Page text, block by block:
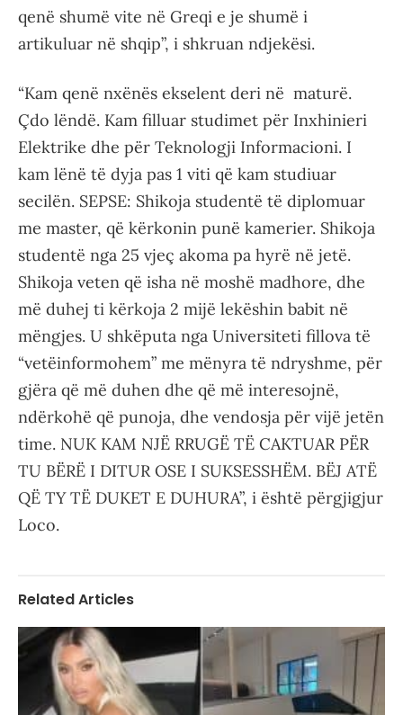
qenë shumë vite në Greqi e je shumë i
artikuluar në shqip”, i shkruan ndjekësi.
“Kam qenë nxënës ekselent deri në maturë.
Çdo lëndë. Kam filluar studimet për Inxhinieri
Elektrike dhe për Teknologji Informacioni. I
kam lënë të dyja pas 1 viti që kam studiuar
secilën. SEPSE: Shikoja studentë të diplomuar
me master, që kërkonin punë kamerier. Shikoja
studentë nga 25 vjeç akoma pa hyrë në jetë.
Shikoja veten që isha në moshë madhore, dhe
më duhej ti kërkoja 2 mijë lekëshin babit në
mëngjes. U shkëputa nga Universiteti fillova të
“vetëinformohem” me mënyra të ndryshme, për
gjëra që më duhen dhe që më interesojnë,
ndërkohë që punoja, dhe vendosja për vijë jetën
time. NUK KAM NJË RRUGË TË CAKTUAR PËR
TU BËRË I DITUR OSE I SUKSESSHËM. BËJ ATË
QË TY TË DUKET E DUHURA”, i është përgjigjur
Loco.
Related Articles